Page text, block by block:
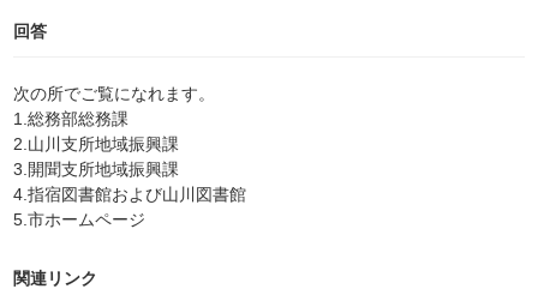
回答
次の所でご覧になれます。
1.総務部総務課
2.山川支所地域振興課
3.開聞支所地域振興課
4.指宿図書館および山川図書館
5.市ホームページ
関連リンク